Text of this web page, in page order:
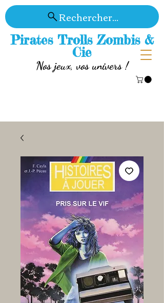
Pirates Trolls Zombis &
Cie
Nos jeux, vos univers !
Rechercher...